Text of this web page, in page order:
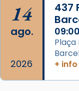
2 weeks ago
Memòria de
Acompanyant
partir de
14
ago.
2026
437
09:00
Plaça
+ info